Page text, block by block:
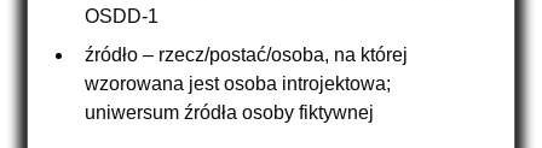
OSDD-1
źródło – rzecz/postać/osoba, na której
wzorowana jest osoba introjektowa;
uniwersum źródła osoby fiktywnej